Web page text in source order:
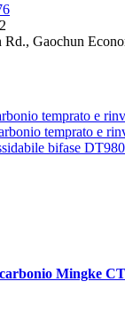
Gaochun
temprato e
temprato e
bifase DT980
Mingke